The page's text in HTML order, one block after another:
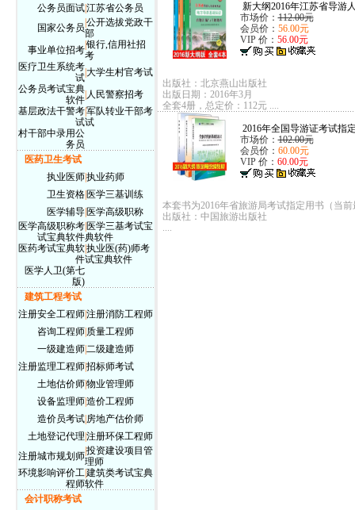
公务员面试|江苏省公务员
国家公务员 公开选拔党政干
部
事业单位招考银行,信用社招
考
医疗卫生系统考
试|大学生村官考试
公务员考试宝典
软件| 人民警察招考
基层政法干警考
试
|军队转业干部考
试
村干部中录用公
务员
医药卫生考试
执业医师|执业药师
卫生资格| 医学三基训练
医学辅导| 医学高级职称
医学高级职称考
试宝典软件
| 医学三基考试宝
典软件
医药考试宝典软
件
|执业医(药)师考
试宝典软件
医学人卫(第七
版)
建筑工程考试
注册安全工程师|注册消防工程师
咨询工程师| 质量工程师
一级建造师|二级建造师
注册监理工程师|招标师考试
土地估价师|物业管理师
设备监理师|造价工程师
造价员考试| 房地产估价师
土地登记代理 注册环保工程师
注册城市规划师|投资建设项目管
理师
环境影响评价工
程师
|建筑类考试宝典
软件
会计职称考试
新大纲2016年江苏省导游
市场价：112.00元
会员价： 56.00元
VIP 价： 56.00元
出版社：北京燕山出版社
出版日期：2016年3月
全套4册，总定价：112元 ....
2016年全国导游证考试指
市场价：102.00元
会员价： 60.00元
VIP 价： 60.00元
本套书为2016年省旅游局考试指定用书（当
出版社：中国旅游出版社
....